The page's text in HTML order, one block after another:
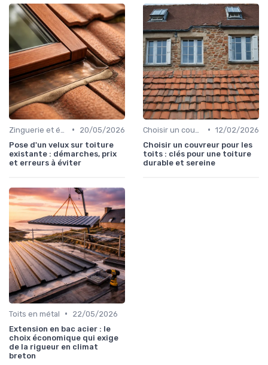
•
20/05/2026
Pose d'un velux sur toiture
existante : démarches, prix
et erreurs à éviter
• 12/02/2026
Choisir un couvreur pour les
toits : clés pour une toiture
durable et sereine
Toits en métal •
22/05/2026
Extension en bac acier : le
choix économique qui exige
de la rigueur en climat
breton